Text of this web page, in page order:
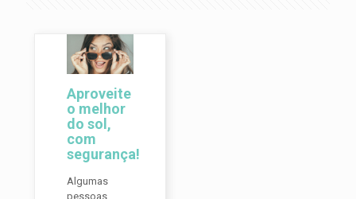
Aproveite
o melhor
do sol,
com
segurança!
Algumas
pessoas